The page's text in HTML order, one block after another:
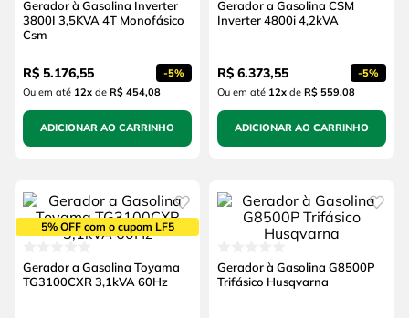
Gerador à Gasolina Inverter
3800I 3,5KVA 4T Monofásico
Csm
R$ 5.176,55 -5%
Ou em até 12xde R$ 454,08
ADICIONAR AO CARRINHO
Gerador a Gasolina CSM
Inverter 4800i 4,2kVA
R$ 6.373,55 -5%
Ou em até 12xde R$ 559,08
ADICIONAR AO CARRINHO
5% OFF com o cupom LF5
Gerador a Gasolina Toyama
TG3100CXR 3,1kVA 60Hz
Gerador à Gasolina G8500P
Trifásico Husqvarna